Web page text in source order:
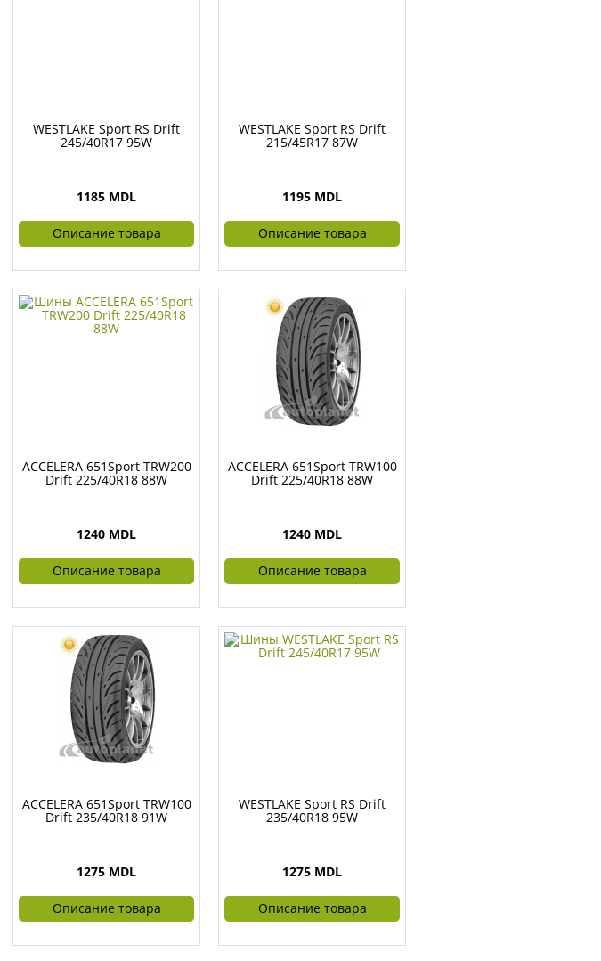
WESTLAKE Sport RS Drift
245/40R17 95W
1185 MDL
Описание товара
WESTLAKE Sport RS Drift
215/45R17 87W
1195 MDL
Описание товара
ACCELERA 651Sport TRW200
Drift 225/40R18 88W
1240 MDL
Описание товара
ACCELERA 651Sport TRW100
Drift 225/40R18 88W
1240 MDL
Описание товара
ACCELERA 651Sport TRW100
Drift 235/40R18 91W
1275 MDL
Описание товара
WESTLAKE Sport RS Drift
235/40R18 95W
1275 MDL
Описание товара